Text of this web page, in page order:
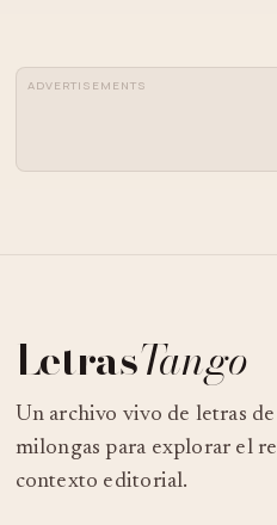
ADVERTISEMENTS
LetrasTango
Un archivo vivo de letras
milongas para explorar el
contexto editorial.